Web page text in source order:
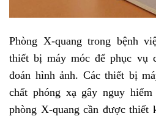
Phòng X-quang trong bệnh
thiết bị máy móc để phục vụ
đoán hình ảnh. Các thiết bị
chất phóng xạ gây nguy
phòng X-quang cần được thiết